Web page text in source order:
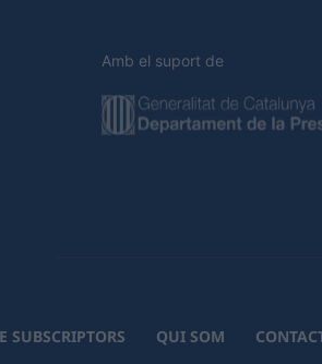
Amb el suport de
SUBSCRIPTORS QUI SOM